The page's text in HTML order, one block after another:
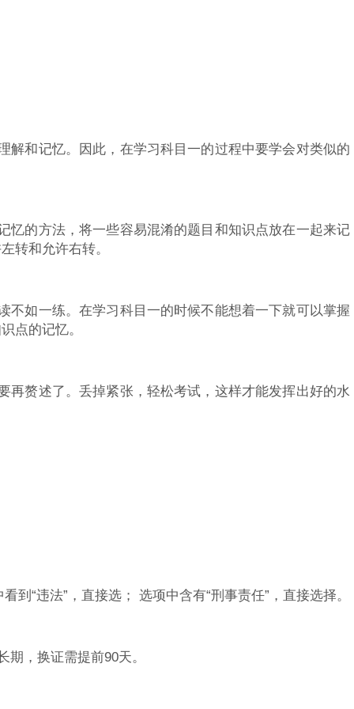
解和记忆。因此，在学习科目一的过程中要学会对类似的
忆的方法，将一些容易混淆的题目和知识点放在一起来记
转和允许右转。
不如一练。在学习科目一的时候不能想着一下就可以掌握
点的记忆。
再赘述了。丢掉紧张，轻松考试，这样才能发挥出好的水
到“违法”，直接选； 选项中含有“刑事责任”，直接选择。
，换证需提前90天。